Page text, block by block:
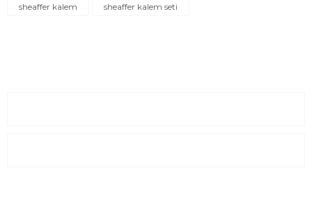
sheaffer kalem
sheaffer kalem seti